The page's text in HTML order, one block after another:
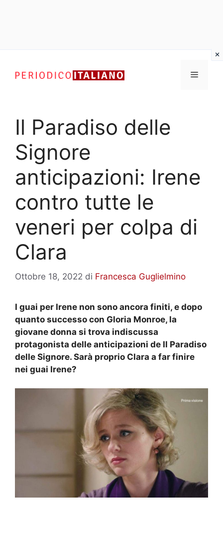
contenuto
Menu
Il Paradiso delle
Signore
anticipazioni: Irene
contro tutte le
veneri per colpa di
Clara
Ottobre 18, 2022 di Francesca Guglielmino
I guai per Irene non sono ancora finiti, e dopo
quanto successo con Gloria Monroe, la
giovane donna si trova indiscussa
protagonista delle anticipazioni de Il Paradiso
delle Signore. Sarà proprio Clara a far finire
nei guai Irene?